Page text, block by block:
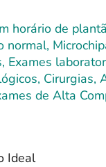
horário de
normal,
Exames
Cirurgias,
de Alta
Ideal